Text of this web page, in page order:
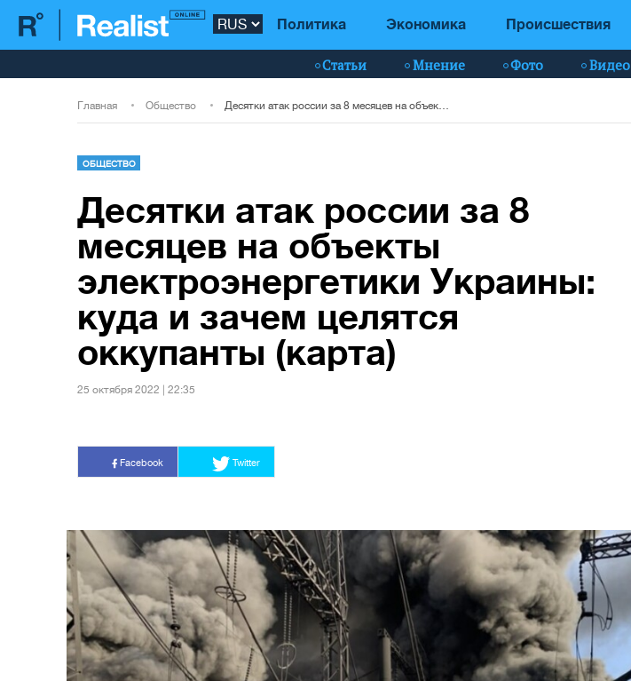
Политика Экономика Происшествия
Статьи Мнение Фото Видео
Главная Общество
ОБЩЕСТВО
Десятки атак россии за 8
месяцев на объекты
электроэнергетики Украины:
куда и зачем целятся
оккупанты (карта)
25 октября 2022 | 22:35
Facebook Twitter